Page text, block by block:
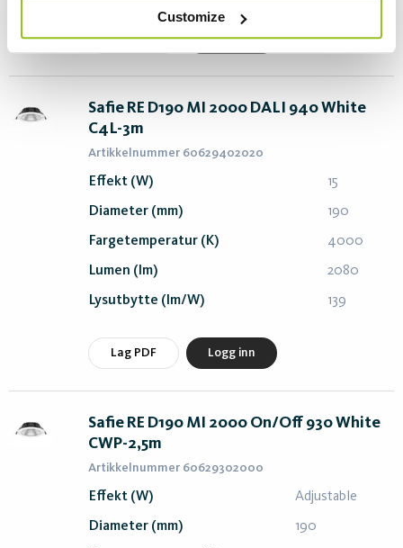
Customize
Lag PDF Logg inn
Safie RE D190 MI 2000 DALI 940 White
C4L-3m
Artikkelnummer 60629402020
Effekt (W) 15
Diameter (mm) 190
Fargetemperatur (K) 4000
Lumen (lm) 2080
Lysutbytte (lm/W) 139
Lag PDF Logg inn
Safie RE D190 MI 2000 On/Off 930 White
CWP-2,5m
Artikkelnummer 60629302000
Effekt (W) Adjustable
Diameter (mm) 190